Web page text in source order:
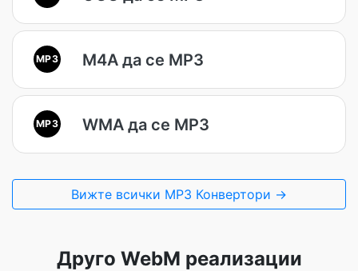
MP3 M4A да се MP3
MP3 WMA да се MP3
Вижте всички MP3 Конвертори →
Друго WebM реализации